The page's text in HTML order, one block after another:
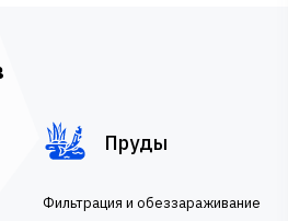
Пруды
Фильтрация и обеззараживание